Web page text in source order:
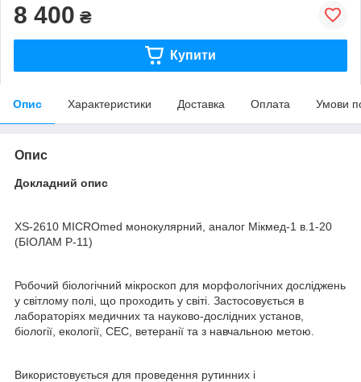
8 400 ₴
Купити
Опис Характеристики Доставка Оплата Умови
Опис
Докладний опис
XS-2610 MICROmed монокулярний, аналог Мікмед-1 в.1-20
(БІОЛАМ Р-11)
Робочий біологічний мікроскоп для морфологічних досліджень
у світлому полі, що проходить у світі. Застосовується в
лабораторіях медичних та науково-дослідних установ,
біології, екології, СЕС, ветеранії та з навчальною метою.
Використовується для проведення рутинних і